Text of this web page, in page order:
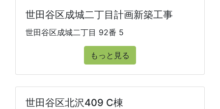
世田谷区成城二丁目計画新築工事
世田谷区成城二丁目 92番 5
もっと見る
世田谷区北沢409 C棟